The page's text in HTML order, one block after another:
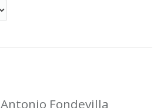
Antonio Fondevilla